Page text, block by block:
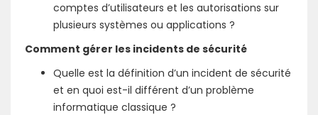
comptes d’utilisateurs et les autorisations sur
plusieurs systèmes ou applications ?
Comment gérer les incidents de sécurité
Quelle est la définition d’un incident de sécurité
et en quoi est-il différent d’un problème
informatique classique ?